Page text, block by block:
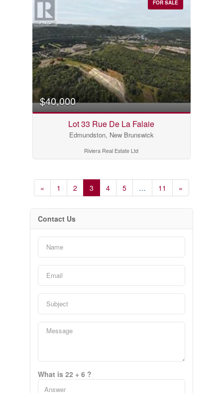
FOR SALE
$40,000
Lot 33 Rue De La Falaie
Edmundston, New Brunswick
Riviera Real Estate Ltd
« 1 2 3 4 5 … 11 »
Contact Us
What is 22 + 6 ?